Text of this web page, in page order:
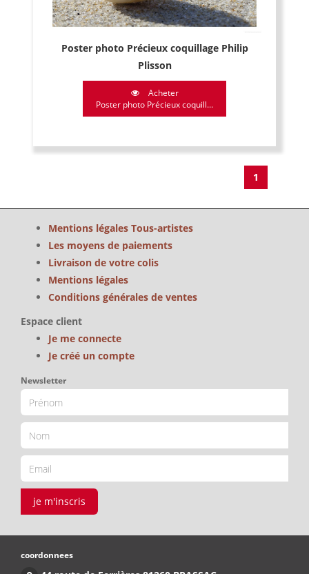
Poster photo Précieux coquillage Philip
Plisson
Acheter
Poster photo Précieux coquill...
1
Mentions légales Tous-artistes
Les moyens de paiements
Livraison de votre colis
Mentions légales
Conditions générales de ventes
Espace client
Je me connecte
Je créé un compte
Newsletter
je m'inscris
coordonnees